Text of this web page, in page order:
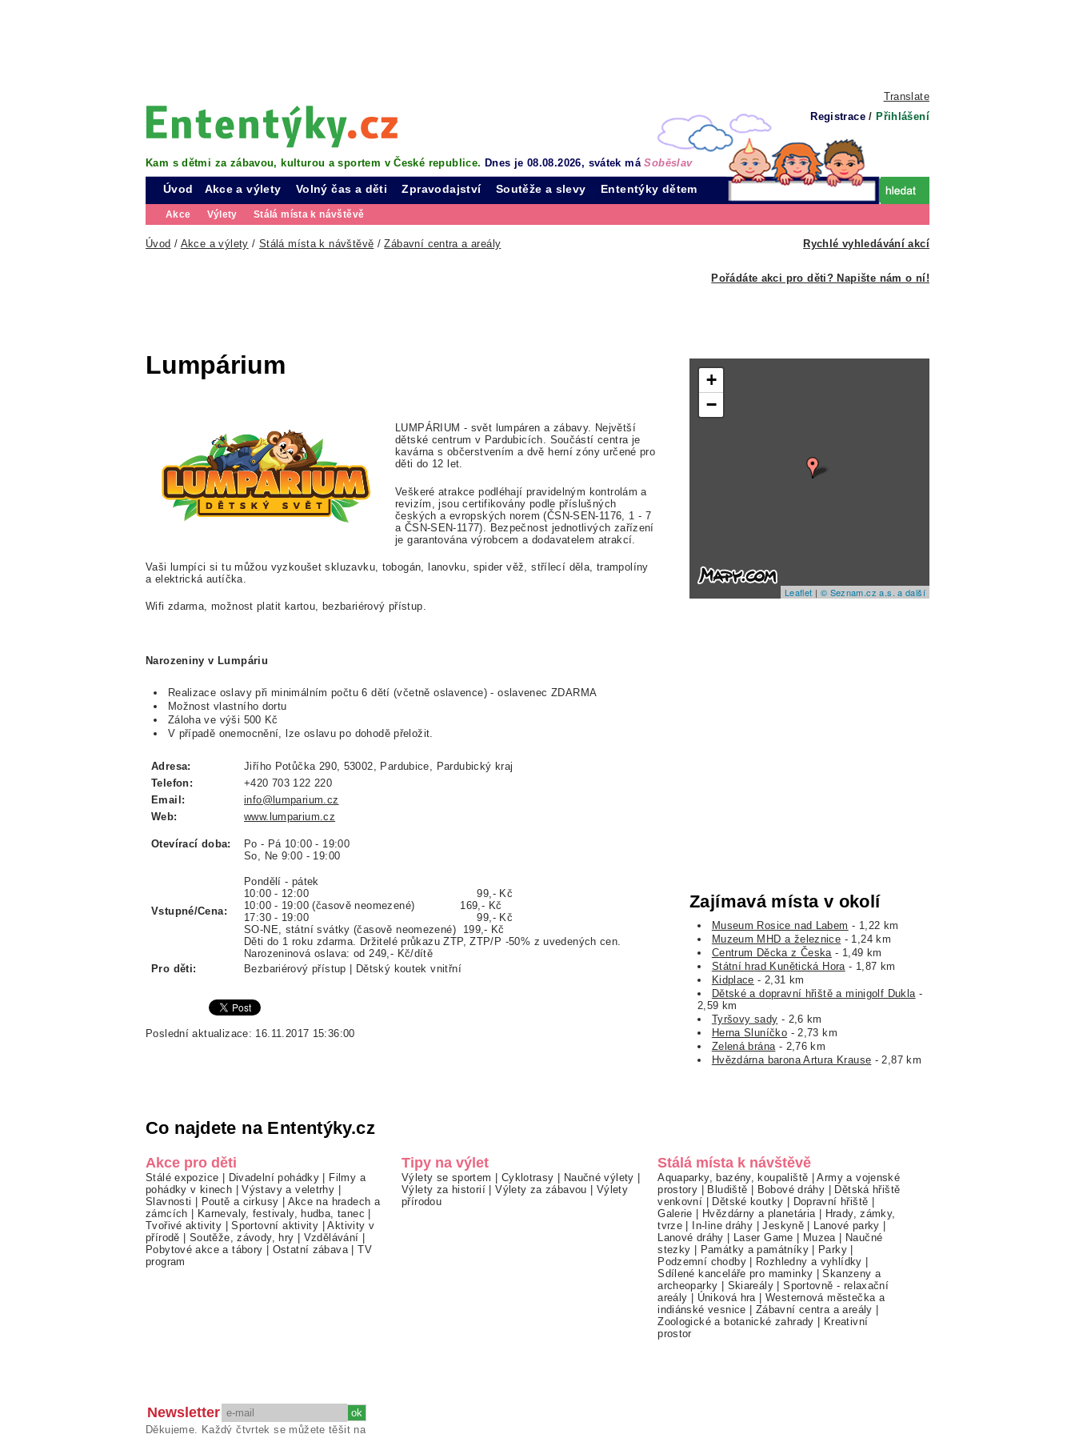
Translate
Registrace / Přihlášení
Kam s dětmi za zábavou, kulturou a sportem v České republice. Dnes je 08.08.2026, svátek máSoběslav
Úvod Akce a výlety
Akce Výlety Stálá místa k návštěvě
Volný čas a děti Zpravodajství Soutěže a slevy Ententýky dětem
Rychlé vyhledávání akcí
Úvod / Akce a výlety / Stálá místa k návštěvě /Zábavní centra a areály
Pořádáte akci pro děti? Napište nám o ní!
Lumpárium
LUMPÁRIUM - svět lumpáren a zábavy. Největší
dětské centrum v Pardubicích. Součástí centra je
kavárna s občerstvením a dvě herní zóny určené pro
děti do 12 let.
Veškeré atrakce podléhají pravidelným kontrolám a
revizím, jsou certifikovány podle příslušných
českých a evropských norem (ČSN-SEN-1176, 1 - 7
a ČSN-SEN-1177). Bezpečnost jednotlivých zařízení
je garantována výrobcem a dodavatelem atrakcí.
Vaši lumpíci si tu můžou vyzkoušet skluzavku, tobogán, lanovku, spider věž, střílecí děla, trampolíny
a elektrická autíčka.
Wifi zdarma, možnost platit kartou, bezbariérový přístup.
Narozeniny v Lumpáriu
Realizace oslavy při minimálním počtu 6 dětí (včetně oslavence) - oslavenec ZDARMA
Možnost vlastního dortu
Záloha ve výši 500 Kč
V případě onemocnění, lze oslavu po dohodě přeložit.
Adresa:
Jiřího Potůčka 290, 53002, Pardubice, Pardubický kraj
Telefon:
+420 703 122 220
Email:
info@lumparium.cz
Web:
www.lumparium.cz
Otevírací doba:
Po - Pá 10:00 - 19:00
So, Ne 9:00 - 19:00
Vstupné/Cena:
Pondělí - pátek
10:00 - 12:00 99,- Kč
10:00 - 19:00 (časově neomezené) 169,- Kč
17:30 - 19:00 99,- Kč
SO-NE, státní svátky (časově neomezené) 199,- Kč
Děti do 1 roku zdarma. Držitelé průkazu ZTP, ZTP/P -50% z uvedených cen.
Narozeninová oslava: od 249,- Kč/dítě
Pro děti:
Bezbariérový přístup | Dětský koutek vnitřní
Poslední aktualizace: 16.11.2017 15:36:00
+
−
Leaflet | © Seznam.cz a.s. a další
Zajímavá místa v okolí
Museum Rosice nad Labem - 1,22 km
Muzeum MHD a železnice - 1,24 km
Centrum Děcka z Česka- 1,49 km
Státní hrad Kunětická Hora- 1,87 km
Kidplace - 2,31 km
Dětské a dopravní hřiště a minigolf Dukla-
2,59 km
Tyršovy sady - 2,6 km
Herna Sluníčko - 2,73 km
Zelená brána- 2,76 km
Hvězdárna barona Artura Krause - 2,87 km
Co najdete na Ententýky.cz
Akce pro děti
Stálé expozice | Divadelní pohádky | Filmy a
pohádky v kinech |Výstavy a veletrhy |
Slavnosti | Poutě a cirkusy | Akce na hradech a
zámcích | Karnevaly, festivaly, hudba, tanec |
Tvořivé aktivity |Sportovní aktivity |Aktivity v
přírodě | Soutěže, závody, hry | Vzdělávání |
Pobytové akce a tábory | Ostatní zábava |TV
program
Tipy na výlet
Výlety se sportem | Cyklotrasy | Naučné výlety |
Výlety za historií |Výlety za zábavou | Výlety
přírodou
Stálá místa k návštěvě
Aquaparky, bazény, koupaliště |Army a vojenské
prostory | Bludiště | Bobové dráhy | Dětská hřiště
venkovní | Dětské koutky | Dopravní hřiště |
Galerie | Hvězdárny a planetária | Hrady, zámky,
tvrze | In-line dráhy |Jeskyně | Lanové parky |
Lanové dráhy | Laser Game | Muzea | Naučné
stezky | Památky a památníky| Parky |
Podzemní chodby| Rozhledny a vyhlídky |
Sdílené kanceláře pro maminky |Skanzeny a
archeoparky | Skiareály |Sportovně - relaxační
areály | Úniková hra |Westernová městečka a
indiánské vesnice | Zábavní centra a areály |
Zoologické a botanické zahrady | Kreativní
prostor
Newsletter
Děkujeme. Každý čtvrtek se můžete těšit na